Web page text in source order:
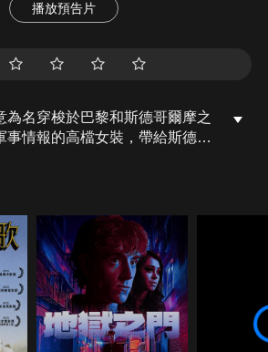
播放預告片
為名穿梭於巴黎和斯德哥爾摩之
事情報的高檔女裝，帶給斯德哥
維茲上校將她帶離商船，瑪德
情報組織的雙重間諜馬爾維茲卻